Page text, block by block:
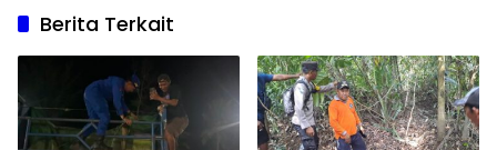
Berita Terkait